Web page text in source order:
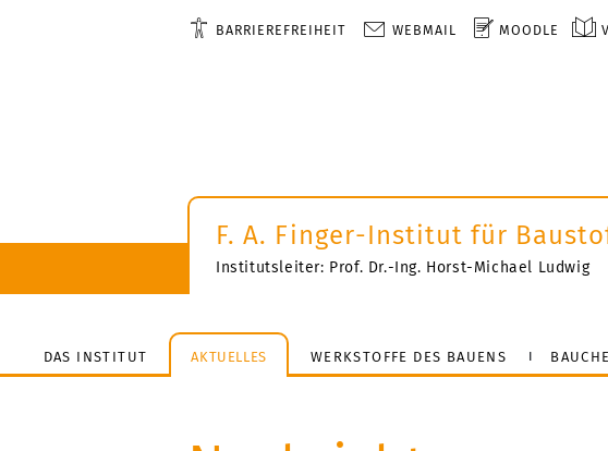
BARRIEREFREIHEIT WEBMAIL MOODLE
F. A. Finger-Institut für
Institutsleiter: Prof. Dr.-Ing. Horst-Michael Ludwig
DAS INSTITUT AKTUELLES WERKSTOFFE DES BAUENS